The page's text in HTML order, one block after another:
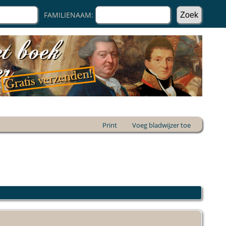
FAMILIENAAM:
Print Voeg bladwijzer toe